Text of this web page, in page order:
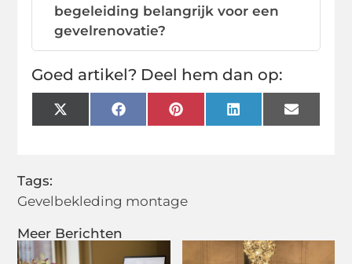
Meer Berichten
begeleiding belangrijk voor een
gevelrenovatie?
Goed artikel? Deel hem dan op:
X
(Twitter)
FacebookPinterestLinkedInEmail
Tags:
Gevelbekleding montage